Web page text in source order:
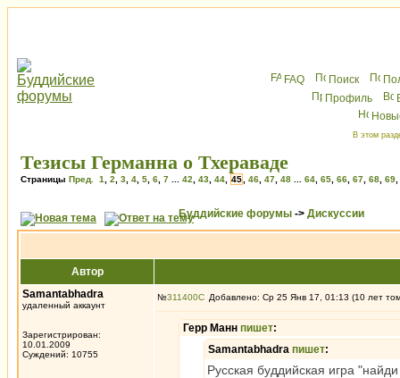
FAQ Поиск
Профиль
В этом
Тезисы Германна о Тхераваде
Страницы Пред. 1 2 3 4 5 6 7 42 43 44 45 46 47 48 64 65 66 67 68 69
Буддийские форумы -> Дискуссии
Автор
Samantabhadra
удаленный аккаунт
Зарегистрирован:
10.01.2009
Суждений: 10755
№311400 Добавлено: Ср 25 Янв 17, 01:13 (10 лет
Герр Манн пишет:
Samantabhadra пишет:
Русская буддийская игра